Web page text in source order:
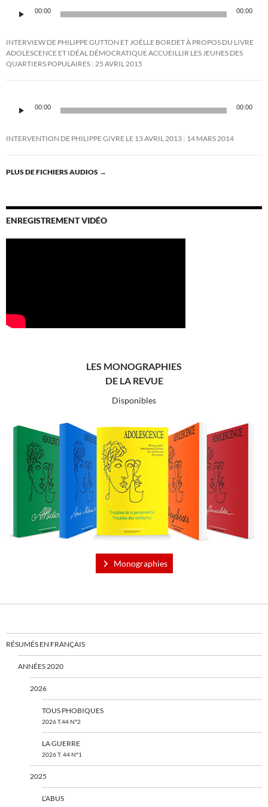
audio
00:00 00:00
INTERVIEW DE PHILIPPE GUTTON ET JOËLLE BORDET À PROPOS DU LIVRE
ADOLESCENCE ET IDÉAL DÉMOCRATIQUE ACCUEILLIR LES JEUNES DES
QUARTIERS POPULAIRES 25 AVRIL 2015
audio
00:00 00:00
INTERVENTION DE PHILIPPE GIVRE LE 13 AVRIL 2013 14 MARS 2014
PLUS DE FICHIERS AUDIOS →
ENREGISTREMENT VIDÉO
LES MONOGRAPHIES
DE LA REVUE
Disponibles
Monographies
RÉSUMÉS EN FRANÇAIS
ANNÉES 2020
2026
TOUS PHOBIQUES
2026 T.44 N°2
LA GUERRE
2026 T. 44 N°1
2025
L’ABUS